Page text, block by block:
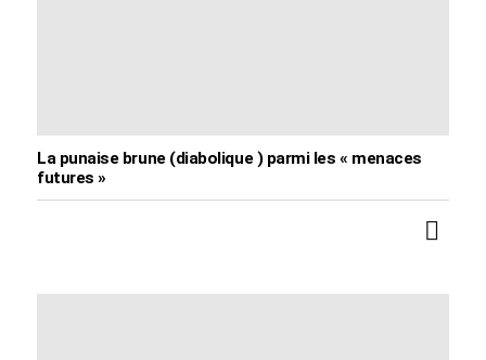
La punaise brune (diabolique ) parmi les « menaces
futures »